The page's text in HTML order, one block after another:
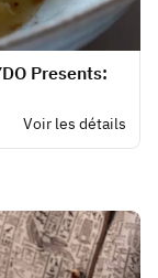
Presents:
Voir les détails